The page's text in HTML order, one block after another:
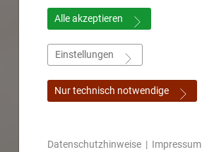
Alle akzeptieren
Einstellungen
Nur technisch notwendige
Datenschutzhinweise | Impressum